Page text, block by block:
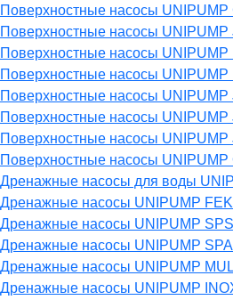
Поверхностные насосы UNIPUMP
Поверхностные насосы UNIPUMP
Поверхностные насосы UNIPUMP
Поверхностные насосы UNIPUMP
Поверхностные насосы UNIPUMP
Поверхностные насосы UNIPUMP
Поверхностные насосы UNIPUMP
Поверхностные насосы UNIPUMP
Дренажные насосы для воды
Дренажные насосы UNIPUMP
Дренажные насосы UNIPUMP
Дренажные насосы UNIPUMP SPA
Дренажные насосы UNIPUMP
Дренажные насосы UNIPUMP